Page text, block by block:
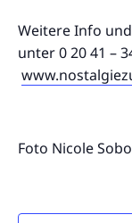
Weitere Info
unter 0 20 41 –
Foto Nicole